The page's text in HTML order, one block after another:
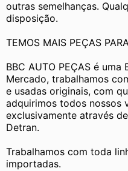
outras semelhanças.
disposição.
TEMOS MAIS PEÇAS
BBC AUTO PEÇAS é
Mercado, trabalhamos
e usadas originais, com
adquirimos todos nossos
exclusivamente através
Detran.
Trabalhamos com toda
importadas.